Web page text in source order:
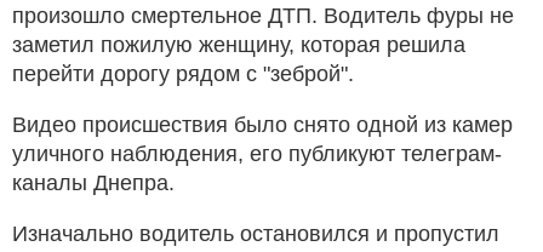
произошло смертельное ДТП. Водитель фуры не
заметил пожилую женщину, которая решила
перейти дорогу рядом с "зеброй".
Видео происшествия было снято одной из камер
уличного наблюдения, его публикуют телеграм-
каналы Днепра.
Изначально водитель остановился и пропустил